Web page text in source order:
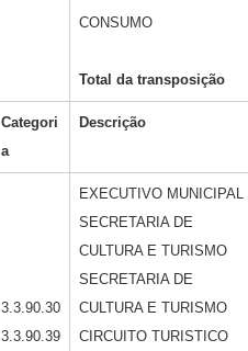
CONSUMO
Total da transposição
Categori
a
Descrição
3.3.90.30
3.3.90.39
EXECUTIVO MUNICIPAL
SECRETARIA DE
CULTURA E TURISMO
SECRETARIA DE
CULTURA E TURISMO
CIRCUITO TURISTICO